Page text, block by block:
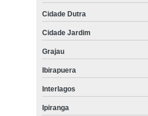
Cidade Dutra
Cidade Jardim
Grajau
Ibirapuera
Interlagos
Ipiranga